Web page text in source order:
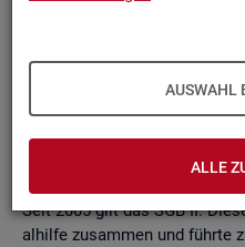
AUSWAHL
ALLE
Grund­la­ge kön­nen Be­stän­de,
tungs­hö­hen und viele
telt wer­den. Die Werte
nach viel­fäl­ti­gen
Seit 2005 gilt das SGB II.
al­hil­fe zu­sam­men und führ­te